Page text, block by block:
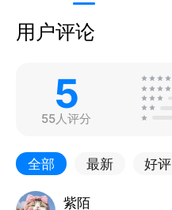
用户评论
5
55人评分
全部 最新 好评
紫陌